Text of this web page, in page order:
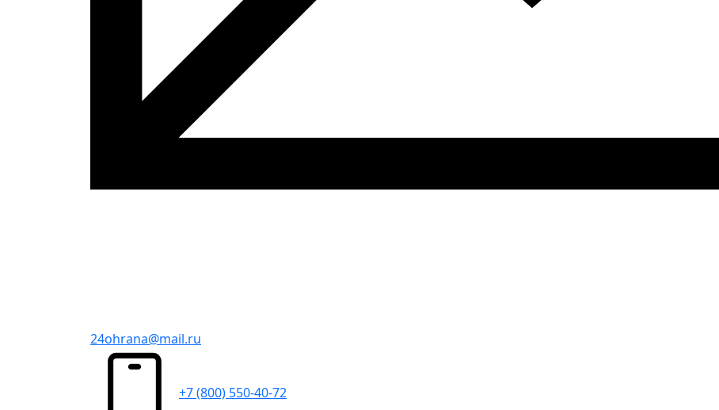
24ohrana@mail.ru
+7 (800) 550-40-72